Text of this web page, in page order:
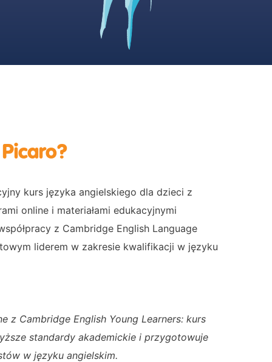
kurs języka angielskiego dla dzieci z
online i materiałami edukacyjnymi
z Cambridge English Language
liderem w zakresie kwalifikacji w języku
z Cambridge English Young Learners: kurs
standardy akademickie i przygotowuje
w języku angielskim.